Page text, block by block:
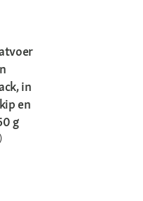
in
en
g